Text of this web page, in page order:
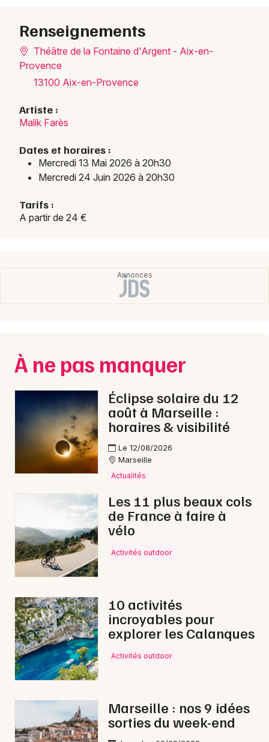
Renseignements
Théâtre de la Fontaine d'Argent - Aix-en-
Provence
13100 Aix-en-Provence
Artiste :
Malik Farès
Dates et horaires :
Mercredi 13 Mai 2026 à 20h30
Mercredi 24 Juin 2026 à 20h30
Tarifs :
A partir de 24 €
À ne pas manquer
Éclipse solaire du 12
août à Marseille :
horaires & visibilité
Le 12/08/2026
Marseille
Actualités
Les 11 plus beaux cols
de France à faire à
vélo
Activités outdoor
10 activités
incroyables pour
explorer les Calanques
Activités outdoor
Marseille : nos 9 idées
sorties du week-end